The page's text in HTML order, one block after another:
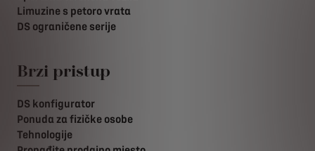
Limuzine s petoro vrata
DS ograničene serije
Brzi pristup
DS konfigurator
Ponuda za fizičke osobe
Tehnologije